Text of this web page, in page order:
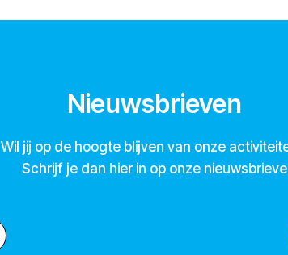
Nieuwsbrieven
Wil jij op de hoogte blijven van onze
Schrijf je dan hier in op onze nieuwsbrieve